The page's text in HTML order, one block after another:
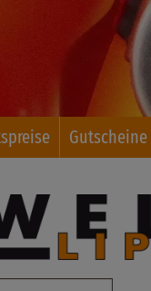
Gutscheine